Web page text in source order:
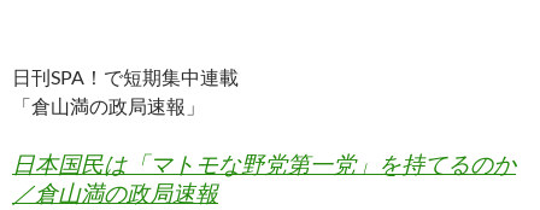
日刊SPA！で短期集中連載
「倉山満の政局速報」
日本国民は「マトモな野党第一党」を持てるのか
／倉山満の政局速報